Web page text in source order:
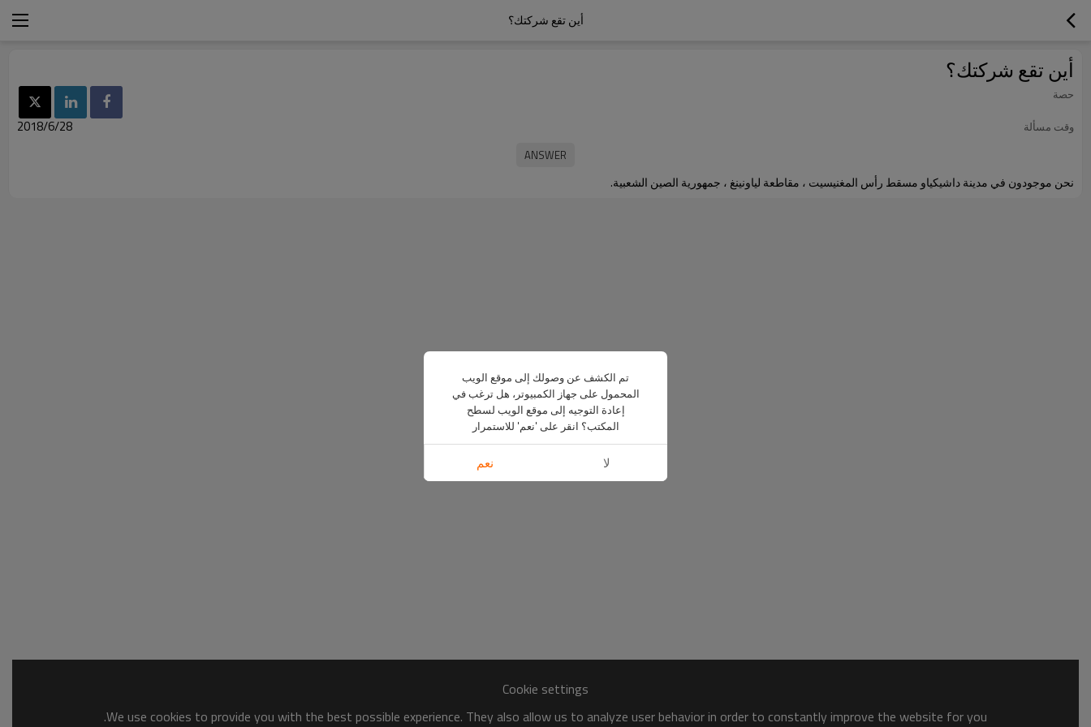
أين تقع شركتك؟
أين تقع شركتك؟
حصة
وقت مسألة
2018/6/28
نحن موجودون في مدينة داشيكياو مسقط رأس المغنيسيت ، مقاطعة لياونينغ ، جمهورية الصين الشعبية.
Cookie settings
We use cookies to provide you with the best possible experience. They also allow us to analyze user behavior in order to constantly improve the website for you.
تم الكشف عن وصولك إلى موقع الويب
المحمول على جهاز الكمبيوتر، هل ترغب في
إعادة التوجيه إلى موقع الويب لسطح
المكتب؟ انقر على 'نعم' للاستمرار
لا نعم